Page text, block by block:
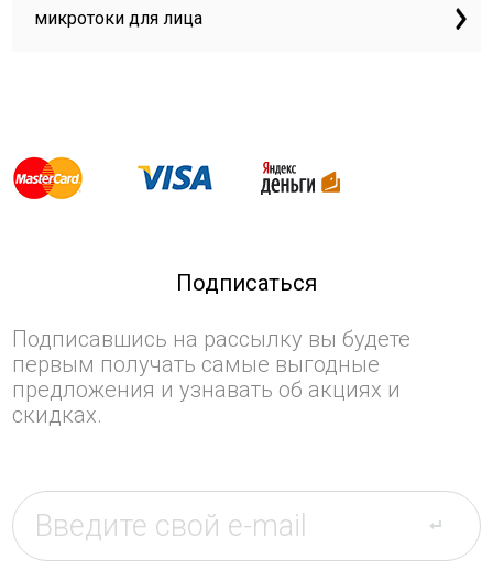
микротоки для лица
Подписаться
Подписавшись на рассылку вы будете
первым получать самые выгодные
предложения и узнавать об акциях и
скидках.